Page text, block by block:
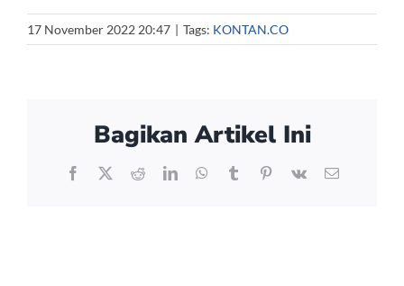
17 November 2022 20:47 | Tags: KONTAN.CO
Bagikan Artikel Ini
Facebook
X RedditLinkedInWhatsApp
TumblrPinterest
Vk Email